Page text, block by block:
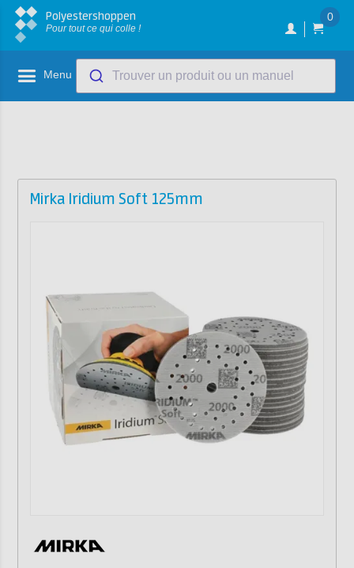
Polyestershoppen
Pour tout ce qui colle !
0
Menu Trouver un produit ou un manuel
Mirka Iridium Soft 125mm